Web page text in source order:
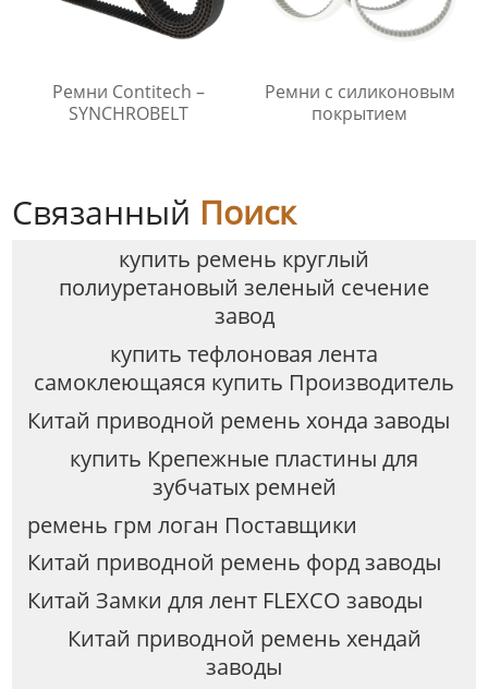
Ремни Contitech –
SYNCHROBELT
Ремни с силиконовым
покрытием
Связанный Поиск
купить ремень круглый
полиуретановый зеленый сечение
завод
купить тефлоновая лента
самоклеющаяся купить Производитель
Китай приводной ремень хонда заводы
купить Крепежные пластины для
зубчатых ремней
ремень грм логан Поставщики
Китай приводной ремень форд заводы
Китай Замки для лент FLEXCO заводы
Китай приводной ремень хендай
заводы